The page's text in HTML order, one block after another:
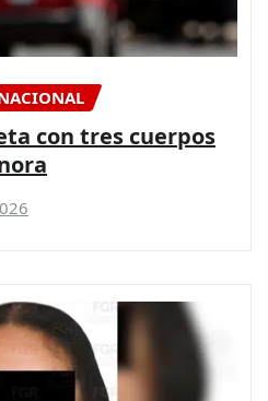
con tres cuerpos